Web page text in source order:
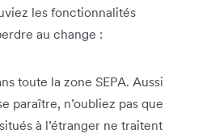
les fonctionnalités
au change :
toute la zone SEPA. Aussi
paraître, n’oubliez pas que
à l’étranger ne traitent